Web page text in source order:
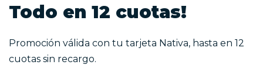
Todo en 12 cuotas!
Promoción válida con tu tarjeta Nativa, hasta en 12
cuotas sin recargo.